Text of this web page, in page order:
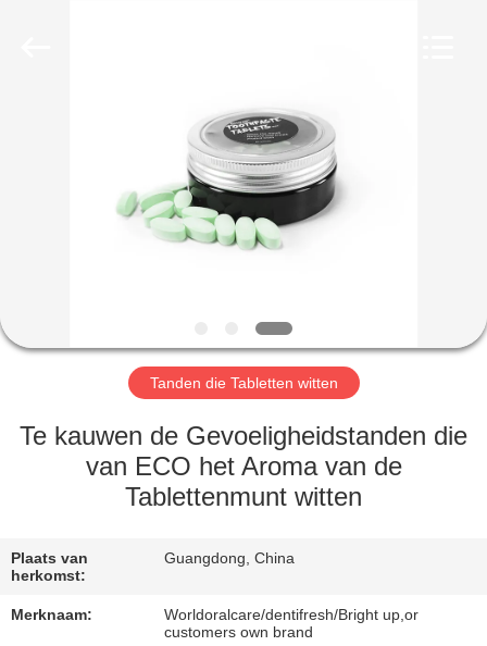
PRODUCTEN
ONGEVEER
ONS
FABRIEKSREIS
KWALITEITSCONTROLE
CONTACTEER
Tanden die Tabletten witten
Te kauwen de Gevoeligheidstanden die
van ECO het Aroma van de
Tablettenmunt witten
Plaats van
herkomst:
Guangdong, China
Merknaam:
Worldoralcare/dentifresh/Bright up,or
customers own brand